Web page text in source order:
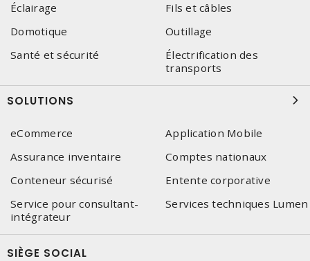
Éclairage
Fils et câbles
Domotique
Outillage
Santé et sécurité
Électrification des
transports
SOLUTIONS
eCommerce
Application Mobile
Assurance inventaire
Comptes nationaux
Conteneur sécurisé
Entente corporative
Service pour consultant-
intégrateur
Services techniques Lumen
SIÈGE SOCIAL